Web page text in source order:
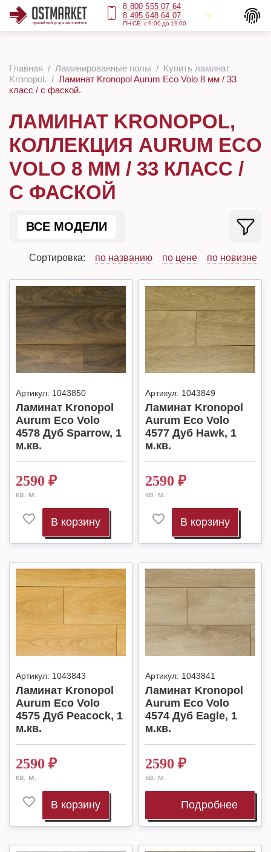
8 800 555 07 64
8 495 648 64 07
ПН-СБ: с 9:00 до 19:00
Главная Ламинированные полы
Купить ламинат
Kronopol.
Ламинат Kronopol Aurum Eco Volo 8 мм / 33
класс / с фаской.
ЛАМИНАТ KRONOPOL,
КОЛЛЕКЦИЯ AURUM ECO
VOLO 8 ММ / 33 КЛАСС /
С ФАСКОЙ
ВСЕ МОДЕЛИ
Сортировка: по названию по цене по новизне
Артикул: 1043850
Ламинат Kronopol
Aurum Eco Volo
4578 Дуб Sparrow, 1
м.кв.
2590 ₽
кв. м.
В корзину
Артикул: 1043849
Ламинат Kronopol
Aurum Eco Volo
4577 Дуб Hawk, 1
м.кв.
2590 ₽
кв. м.
В корзину
Артикул: 1043843
Ламинат Kronopol
Aurum Eco Volo
4575 Дуб Peacock, 1
м.кв.
2590 ₽
кв. м.
В корзину
Артикул: 1043841
Ламинат Kronopol
Aurum Eco Volo
4574 Дуб Eagle, 1
м.кв.
2590 ₽
кв. м.
Подробнее